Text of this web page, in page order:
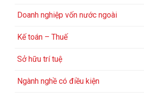
Doanh nghiệp vốn nước ngoài
Kế toán – Thuế
Sở hữu trí tuệ
Ngành nghề có điều kiện